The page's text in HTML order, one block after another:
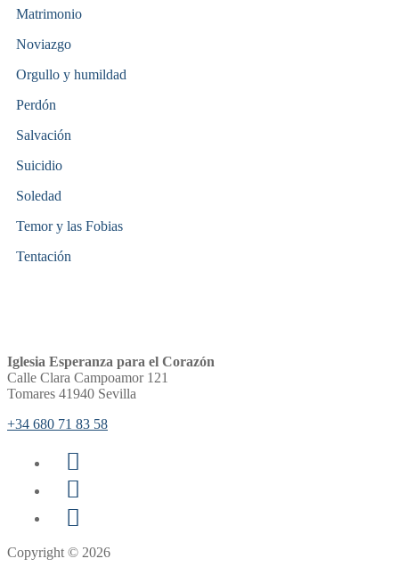
Matrimonio
Noviazgo
Orgullo y humildad
Perdón
Salvación
Suicidio
Soledad
Temor y las Fobias
Tentación
Iglesia Esperanza para el Corazón
Calle Clara Campoamor 121
Tomares 41940 Sevilla
+34 680 71 83 58
Copyright © 2026